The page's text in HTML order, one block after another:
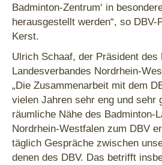
Badminton-Zentrum‘ in
herausgestellt werden“, so
Kerst.
Ulrich Schaaf, der Präsident des
Landesverbandes Nordrhein-
„Die Zusammenarbeit mit dem
vielen Jahren sehr eng und sehr
räumliche Nähe des Badminton-
Nordrhein-Westfalen zum DBV
täglich Gespräche zwischen
denen des DBV. Das betrifft